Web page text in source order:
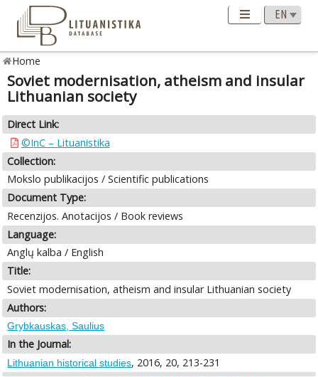
Home
Soviet modernisation, atheism and insular
Lithuanian society
Direct Link:
©InC – Lituanistika
Collection:
Mokslo publikacijos / Scientific publications
Document Type:
Recenzijos. Anotacijos / Book reviews
Language:
Anglų kalba / English
Title:
Soviet modernisation, atheism and insular Lithuanian society
Authors:
Grybkauskas, Saulius
In the Journal:
Lithuanian historical studies, 2016, 20, 213-231